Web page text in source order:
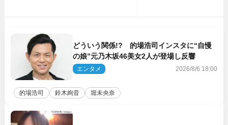
どういう関係!? 的場浩司インスタに“自慢
の娘”元乃木坂46美女2人が登場し反響
エンタメ 2026/8/6 18:00
的場浩司 鈴木絢音 堀未央奈